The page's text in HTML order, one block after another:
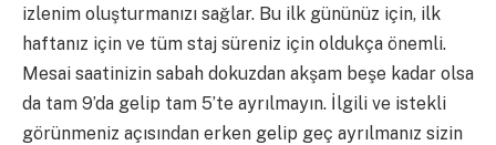
izlenim oluşturmanızı sağlar. Bu ilk gününüz için, ilk
haftanız için ve tüm staj süreniz için oldukça önemli.
Mesai saatinizin sabah dokuzdan akşam beşe kadar olsa
da tam 9’da gelip tam 5’te ayrılmayın. İlgili ve istekli
görünmeniz açısından erken gelip geç ayrılmanız sizin